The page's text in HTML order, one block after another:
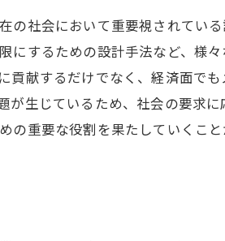
の社会において重要視されてい
にするための設計手法など、様
貢献するだけでなく、経済面で
生じているため、社会の要求
重要な役割を果たしていくこと